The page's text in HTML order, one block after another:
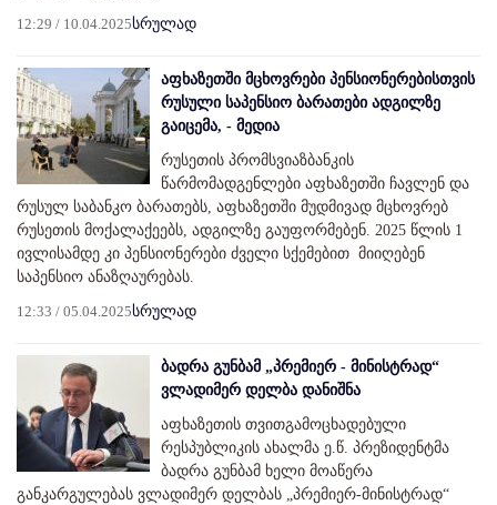
12:29 / 10.04.2025სრულად
აფხაზეთში მცხოვრები პენსიონერებისთვის
რუსული საპენსიო ბარათები ადგილზე
გაიცემა, - მედია
რუსეთის პრომსვიაზბანკის
წარმომადგენლები აფხაზეთში ჩავლენ და
რუსულ საბანკო ბარათებს, აფხაზეთში მუდმივად მცხოვრებ
რუსეთის მოქალაქეებს, ადგილზე გაუფორმებენ. 2025 წლის 1
ივლისამდე კი პენსიონერები ძველი სქემებით მიიღებენ
საპენსიო ანაზღაურებას.
12:33 / 05.04.2025სრულად
ბადრა გუნბამ „პრემიერ - მინისტრად“
ვლადიმერ დელბა დანიშნა
აფხაზეთის თვითგამოცხადებული
რესპუბლიკის ახალმა ე.წ. პრეზიდენტმა
ბადრა გუნბამ ხელი მოაწერა
განკარგულებას ვლადიმერ დელბას „პრემიერ-მინისტრად“